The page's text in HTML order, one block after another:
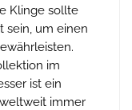
Klinge sollte
sein, um einen
im
ist ein
immer